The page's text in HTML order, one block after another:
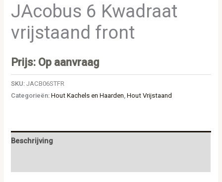
JAcobus 6 Kwadraat
vrijstaand front
Prijs: Op aanvraag
SKU:JACB06STFR
Categorieën:Hout Kachels en Haarden,Hout Vrijstaand
Beschrijving